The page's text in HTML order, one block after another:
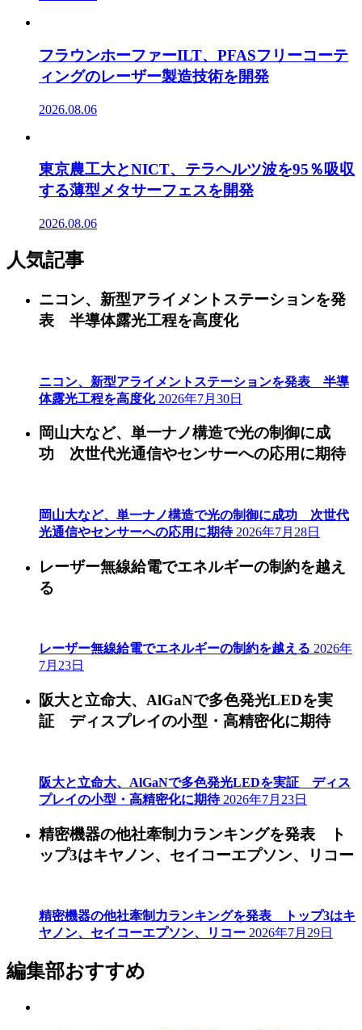
フラウンホーファーILT、PFASフリーコーテ
ィングのレーザー製造技術を開発
2026.08.06
東京農工大とNICT、テラヘルツ波を95％吸収
する薄型メタサーフェスを開発
2026.08.06
人気記事
ニコン、新型アライメントステーションを発
表 半導体露光工程を高度化
ニコン、新型アライメントステーションを発表 半導
体露光工程を高度化 2026年7月30日
岡山大など、単一ナノ構造で光の制御に成
功 次世代光通信やセンサーへの応用に期待
岡山大など、単一ナノ構造で光の制御に成功 次世代
光通信やセンサーへの応用に期待 2026年7月28日
レーザー無線給電でエネルギーの制約を越え
る
レーザー無線給電でエネルギーの制約を越える 2026年
7月23日
阪大と立命大、AlGaNで多色発光LEDを実
証 ディスプレイの小型・高精密化に期待
阪大と立命大、AlGaNで多色発光LEDを実証 ディス
プレイの小型・高精密化に期待 2026年7月23日
精密機器の他社牽制力ランキングを発表 ト
ップ3はキヤノン、セイコーエプソン、リコー
精密機器の他社牽制力ランキングを発表 トップ3はキ
ヤノン、セイコーエプソン、リコー 2026年7月29日
編集部おすすめ